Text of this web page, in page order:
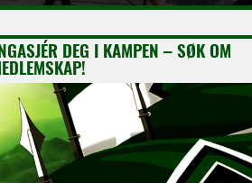
DEG I KAMPEN – SØK OM